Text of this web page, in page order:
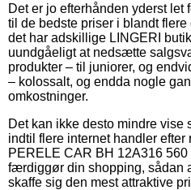
Det er jo efterhånden yderst let
til de bedste priser i blandt
det har adskillige LINGERI
uundgåeligt at nedsætte
produkter – til juniorer, og
– kolossalt, og endda nogle
omkostninger.
Det kan ikke desto mindre vise
indtil flere internet handler efter
PERELE CAR BH 12A316
færdiggør din shopping, sådan
skaffe sig den mest attraktive